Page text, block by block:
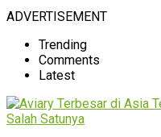
ADVERTISEMENT
Trending
Comments
Latest